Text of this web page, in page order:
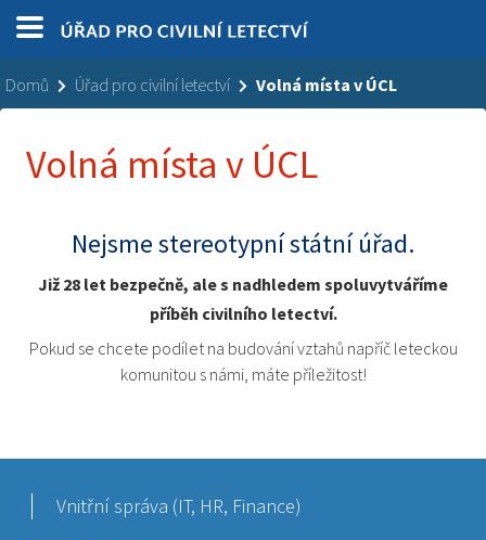
Domů Úřad pro civilní letectví Volná místa v ÚCL
Volná místa v ÚCL
Nejsme stereotypní státní úřad.
Již 28 let bezpečně, ale s nadhledem spoluvytváříme
příběh civilního letectví.
Pokud se chcete podílet na budování vztahů napříč leteckou
komunitou s námi, máte příležitost!
Vnitřní správa (IT, HR, Finance)